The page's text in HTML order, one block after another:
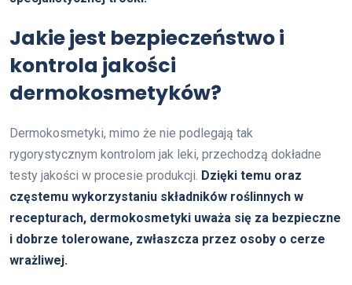
Jakie jest bezpieczeństwo i
kontrola jakości
dermokosmetyków?
Dermokosmetyki, mimo że nie podlegają tak
rygorystycznym kontrolom jak leki, przechodzą dokładne
testy jakości w procesie produkcji. Dzięki temu oraz
częstemu wykorzystaniu składników roślinnych w
recepturach, dermokosmetyki uważa się za bezpieczne
i dobrze tolerowane, zwłaszcza przez osoby o cerze
wrażliwej.